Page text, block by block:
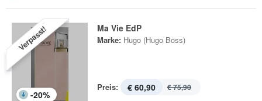
Verpasst!
-20%
Ma Vie EdP
Marke: Hugo (Hugo Boss)
Preis: € 60,90 € 75,90